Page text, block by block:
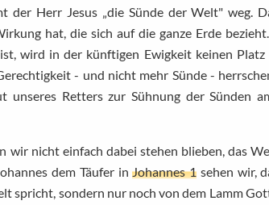
der Herr Jesus „die Sünde der Welt" weg.
hat, die sich auf die ganze Erde
wird in der künftigen Ewigkeit keinen Platz
- und nicht mehr Sünde -
unseres Retters zur Sühnung der Sünden
wir nicht einfach dabei stehen blieben, das
dem Täufer inJohannes 1 sehen wir,
spricht, sondern nur noch von dem Lamm